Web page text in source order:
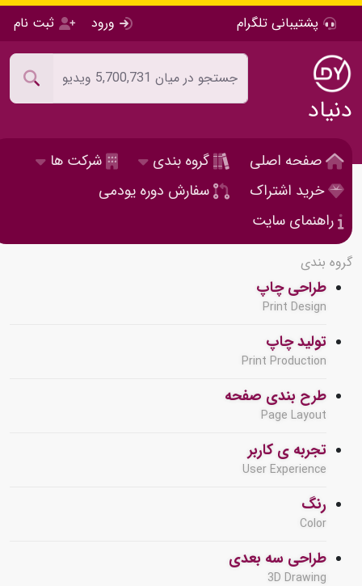
پشتیبانی تلگرام ورود ثبت نام
دنیاد
صفحه اصلی گروه بندی
شرکت ها
خرید اشتراک
سفارش دوره یودمی
راهنمای سایت
گروه بندی
طراحی چاپ
Print Design
تولید چاپ
Print Production
طرح بندی صفحه
Page Layout
تجربه ی کاربر
User Experience
رنگ
Color
طراحی سه بعدی
3D Drawing